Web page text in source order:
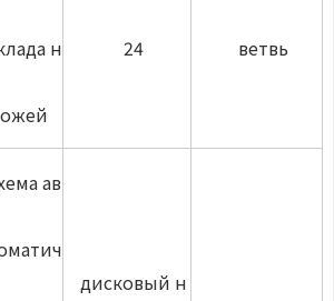
н
ожей
24 ветвь
ав
дисковый н